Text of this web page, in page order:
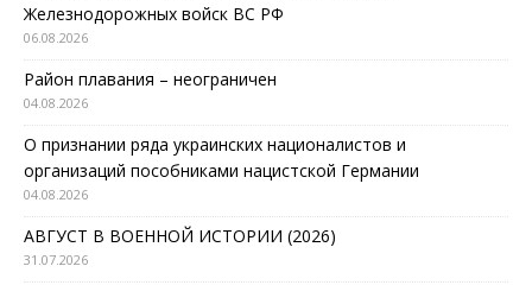
Железнодорожных войск ВС РФ
06.08.2026
Район плавания – неограничен
04.08.2026
О признании ряда украинских националистов и
организаций пособниками нацистской Германии
04.08.2026
АВГУСТ В ВОЕННОЙ ИСТОРИИ (2026)
31.07.2026